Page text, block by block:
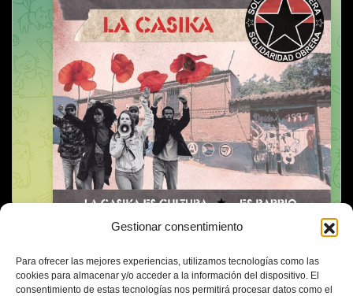
Gestionar consentimiento
Para ofrecer las mejores experiencias, utilizamos tecnologías como las
cookies para almacenar y/o acceder a la información del dispositivo. El
consentimiento de estas tecnologías nos permitirá procesar datos como el